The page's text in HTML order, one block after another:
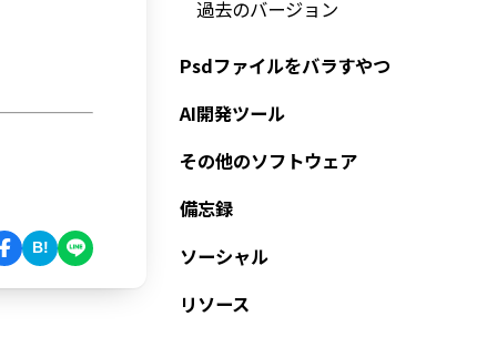
B!
過去のバージョン
Psdファイルをバラすやつ
AI開発ツール
その他のソフトウェア
備忘録
ソーシャル
リソース